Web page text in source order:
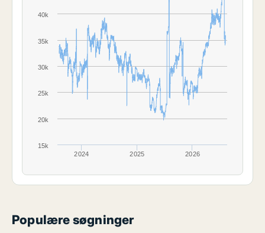
2024 2025 2026
15k
20k
25k
30k
35k
40k
Populære søgninger